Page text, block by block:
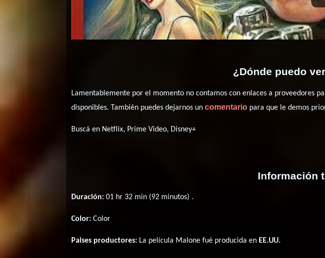
¿Dónde puedo
Lamentablemente por el momento no contamos con enlaces a proveedores
disponibles. También puedes dejarnos uncomentario para que le demos
Buscá en Netflix, Prime Video, Disney+
Información
Duración: 01 hr 32 min (92 minutos) .
Color: Color
Paises productores: La película Malone fué producida en EE.UU.